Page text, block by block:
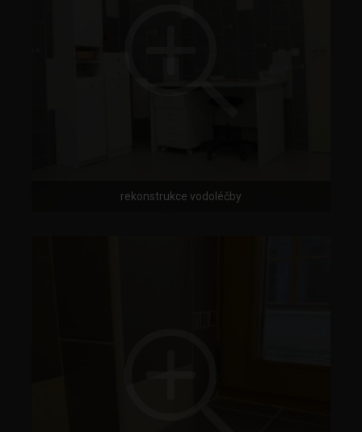
rekonstrukce vodoléčby